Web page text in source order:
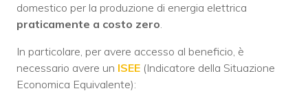
domestico per la produzione di energia elettrica
praticamente a costo zero.
In particolare, per avere accesso al beneficio, è
necessario avere un ISEE (Indicatore della Situazione
Economica Equivalente):